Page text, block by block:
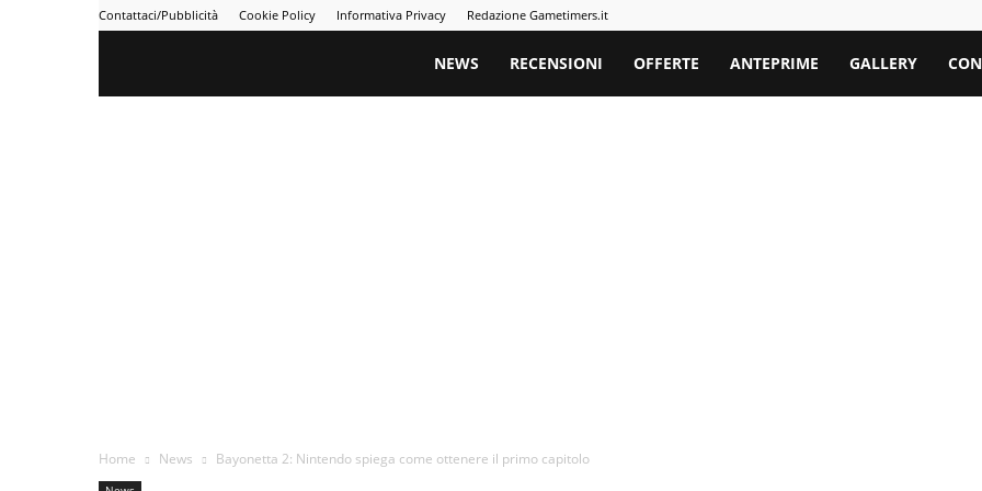
Contattaci/Pubblicità Cookie Policy Informativa Privacy Redazione Gametimers.it
Gametimers
NEWS RECENSIONI OFFERTE ANTEPRIME GALLERY
Home News Bayonetta 2: Nintendo spiega come ottenere il primo capitolo